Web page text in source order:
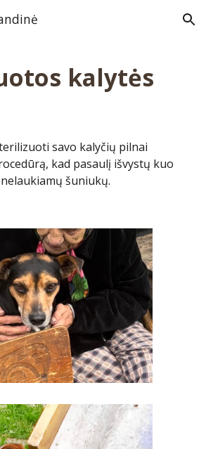
Skip to navigation
kalytės
savo kalyčių pilnai
kad pasaulį išvystų kuo
šuniukų.